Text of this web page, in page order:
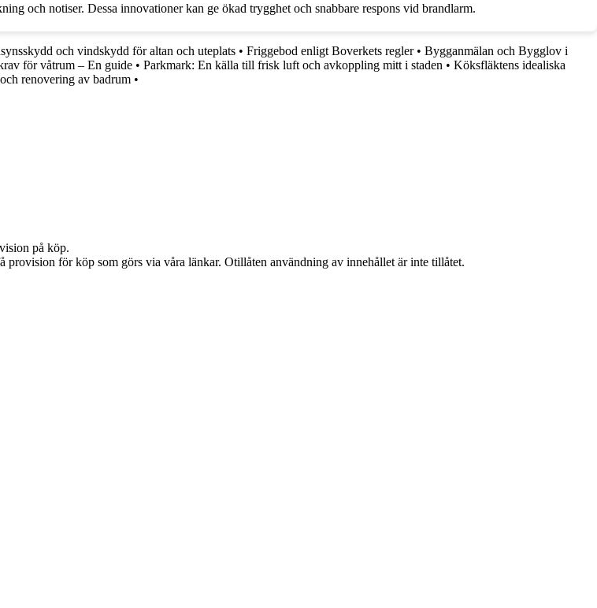
och notiser. Dessa innovationer kan ge ökad trygghet och snabbare respons vid brandlarm.
och vindskydd för altan och uteplats • Friggebod enligt Boverkets regler• Bygganmälan och Bygglov i
för våtrum – En guide • Parkmark: En källa till frisk luft och avkoppling mitt i staden • Köksfläktens idealiska
renovering av badrum •
på köp.
för köp som görs via våra länkar. Otillåten användning av innehållet är inte tillåtet.